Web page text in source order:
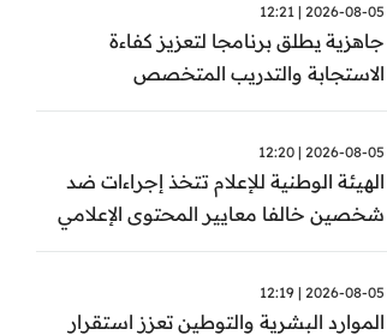
2026-08-05 | 12:21
جاهزية يطلق برنامجا لتعزيز كفاءة
الاستجابة والتدريب المتخصص
2026-08-05 | 12:20
الهيئة الوطنية للإعلام تتخذ إجراءات ضد
شخصين خالفا معايير المحتوى الإعلامي
2026-08-05 | 12:19
الموارد البشرية والتوطين تعزز استقرار